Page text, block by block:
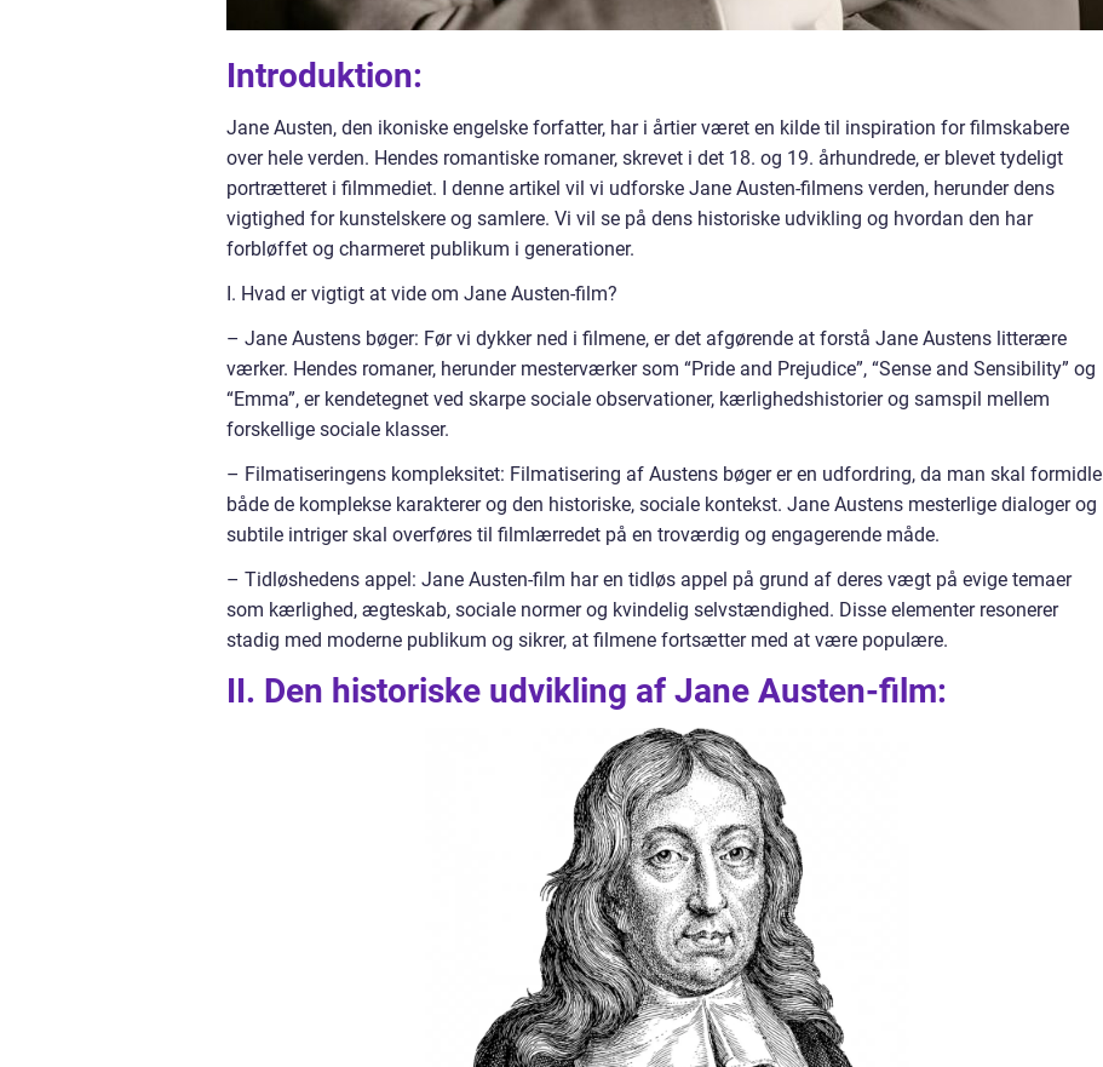
Introduktion:
Jane Austen, den ikoniske engelske forfatter, har i årtier været en kilde til inspiration for filmskabere
over hele verden. Hendes romantiske romaner, skrevet i det 18. og 19. århundrede, er blevet tydeligt
portrætteret i filmmediet. I denne artikel vil vi udforske Jane Austen-filmens verden, herunder dens
vigtighed for kunstelskere og samlere. Vi vil se på dens historiske udvikling og hvordan den har
forbløffet og charmeret publikum i generationer.
I. Hvad er vigtigt at vide om Jane Austen-film?
– Jane Austens bøger: Før vi dykker ned i filmene, er det afgørende at forstå Jane Austens litterære
værker. Hendes romaner, herunder mesterværker som “Pride and Prejudice”, “Sense and Sensibility” og
“Emma”, er kendetegnet ved skarpe sociale observationer, kærlighedshistorier og samspil mellem
forskellige sociale klasser.
– Filmatiseringens kompleksitet: Filmatisering af Austens bøger er en udfordring, da man skal formidle
både de komplekse karakterer og den historiske, sociale kontekst. Jane Austens mesterlige dialoger og
subtile intriger skal overføres til filmlærredet på en troværdig og engagerende måde.
– Tidløshedens appel: Jane Austen-film har en tidløs appel på grund af deres vægt på evige temaer
som kærlighed, ægteskab, sociale normer og kvindelig selvstændighed. Disse elementer resonerer
stadig med moderne publikum og sikrer, at filmene fortsætter med at være populære.
II. Den historiske udvikling af Jane Austen-film: